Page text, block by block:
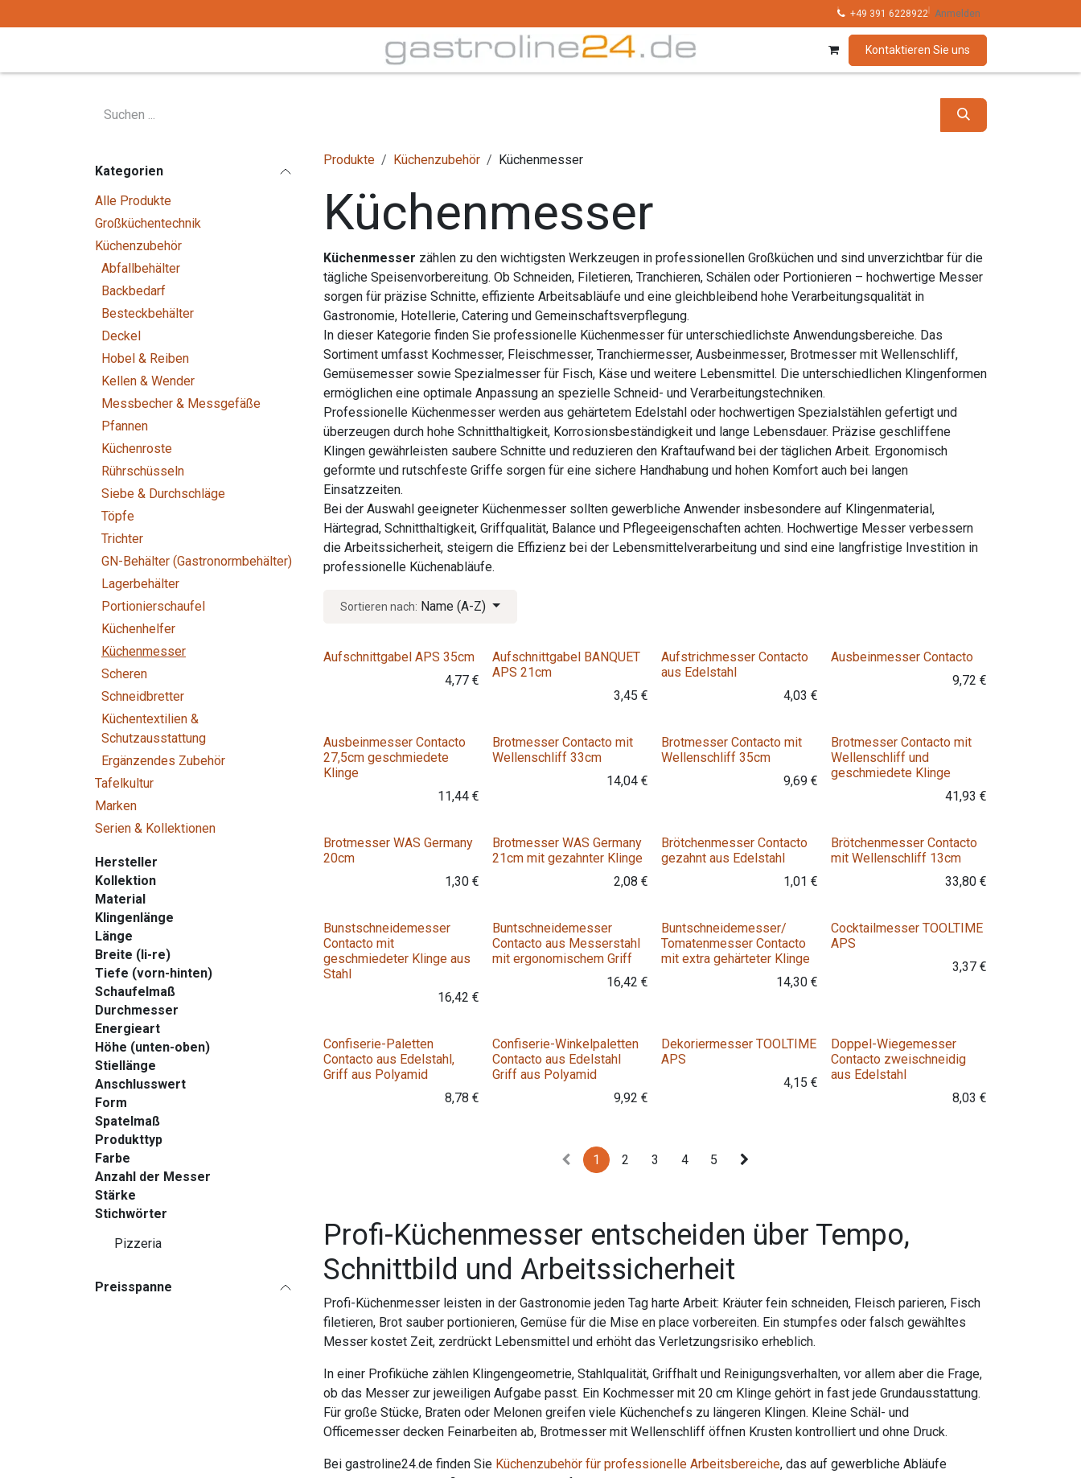
Kollektionen Marken
+49 391 6228922 Anmelden
Kontaktieren Sie uns
Kategorien
Alle Produkte
Großküchentechnik
Küchenzubehör
Abfallbehälter
Backbedarf
Besteckbehälter
Deckel
Hobel & Reiben
Kellen & Wender
Messbecher & Messgefäße
Pfannen
Küchenroste
Rührschüsseln
Siebe & Durchschläge
Töpfe
Trichter
GN-Behälter (Gastronormbehälter)
Lagerbehälter
Portionierschaufel
Küchenhelfer
Küchenmesser
Scheren
Schneidbretter
Küchentextilien &
Schutzausstattung
Ergänzendes Zubehör
Tafelkultur
Marken
Serien & Kollektionen
Hersteller
Kollektion
Material
Klingenlänge
Länge
Breite (li-re)
Tiefe (vorn-hinten)
Schaufelmaß
Durchmesser
Energieart
Höhe (unten-oben)
Stiellänge
Anschlusswert
Form
Spatelmaß
Produkttyp
Farbe
Anzahl der Messer
Stärke
Stichwörter
Pizzeria
Preisspanne
Produkte Küchenzubehör Küchenmesser
Küchenmesser
Küchenmesser zählen zu den wichtigsten Werkzeugen in professionellen Großküchen und sind unverzichtbar für die
tägliche Speisenvorbereitung. Ob Schneiden, Filetieren, Tranchieren, Schälen oder Portionieren – hochwertige Messer
sorgen für präzise Schnitte, effiziente Arbeitsabläufe und eine gleichbleibend hohe Verarbeitungsqualität in
Gastronomie, Hotellerie, Catering und Gemeinschaftsverpflegung.
In dieser Kategorie finden Sie professionelle Küchenmesser für unterschiedlichste Anwendungsbereiche. Das
Sortiment umfasst Kochmesser, Fleischmesser, Tranchiermesser, Ausbeinmesser, Brotmesser mit Wellenschliff,
Gemüsemesser sowie Spezialmesser für Fisch, Käse und weitere Lebensmittel. Die unterschiedlichen Klingenformen
ermöglichen eine optimale Anpassung an spezielle Schneid- und Verarbeitungstechniken.
Professionelle Küchenmesser werden aus gehärtetem Edelstahl oder hochwertigen Spezialstählen gefertigt und
überzeugen durch hohe Schnitthaltigkeit, Korrosionsbeständigkeit und lange Lebensdauer. Präzise geschliffene
Klingen gewährleisten saubere Schnitte und reduzieren den Kraftaufwand bei der täglichen Arbeit. Ergonomisch
geformte und rutschfeste Griffe sorgen für eine sichere Handhabung und hohen Komfort auch bei langen
Einsatzzeiten.
Bei der Auswahl geeigneter Küchenmesser sollten gewerbliche Anwender insbesondere auf Klingenmaterial,
Härtegrad, Schnitthaltigkeit, Griffqualität, Balance und Pflegeeigenschaften achten. Hochwertige Messer verbessern
die Arbeitssicherheit, steigern die Effizienz bei der Lebensmittelverarbeitung und sind eine langfristige Investition in
professionelle Küchenabläufe.
Sortieren nach: Name (A-Z)
Aufschnittgabel APS 35cm
4,77 €
Aufschnittgabel BANQUET
APS 21cm
3,45 €
Aufstrichmesser Contacto
aus Edelstahl
4,03 €
Variante
Ausbeinmesser Contacto
9,72 €
Ausbeinmesser Contacto
27,5cm geschmiedete
Klinge
11,44 €
Brotmesser Contacto mit
Wellenschliff 33cm
14,04 €
Brotmesser Contacto mit
Wellenschliff 35cm
9,69€
Brotmesser Contacto mit
Wellenschliff und
geschmiedete Klinge
41,93 €
Brotmesser WAS Germany
20cm
1,30 €
Brotmesser WAS Germany
21cm mit gezahnter Klinge
2,08 €
Brötchenmesser Contacto
gezahnt aus Edelstahl
1,01 €
Brötchenmesser Contacto
mit Wellenschliff 13cm
33,80€
Bunstschneidemesser
Contacto mit
geschmiedeter Klinge aus
Stahl
16,42 €
Buntschneidemesser
Contacto aus Messerstahl
mit ergonomischem Griff
16,42 €
Buntschneidemesser/
Tomatenmesser Contacto
mit extra gehärteter Klinge
14,30€
Cocktailmesser TOOLTIME
APS
3,37€
Variante
Confiserie-Paletten
Contacto aus Edelstahl,
Griff aus Polyamid
8,78 €
Variante
Confiserie-Winkelpaletten
Contacto aus Edelstahl
Griff aus Polyamid
9,92 €
Dekoriermesser TOOLTIME
APS
4,15 €
Doppel-Wiegemesser
Contacto zweischneidig
aus Edelstahl
8,03 €
1 2 3 4 5
Profi-Küchenmesser entscheiden über Tempo,
Schnittbild und Arbeitssicherheit
Profi-Küchenmesser leisten in der Gastronomie jeden Tag harte Arbeit: Kräuter fein schneiden, Fleisch parieren, Fisch
filetieren, Brot sauber portionieren, Gemüse für die Mise en place vorbereiten. Ein stumpfes oder falsch gewähltes
Messer kostet Zeit, zerdrückt Lebensmittel und erhöht das Verletzungsrisiko erheblich.
In einer Profiküche zählen Klingengeometrie, Stahlqualität, Griffhalt und Reinigungsverhalten, vor allem aber die Frage,
ob das Messer zur jeweiligen Aufgabe passt. Ein Kochmesser mit 20 cm Klinge gehört in fast jede Grundausstattung.
Für große Stücke, Braten oder Melonen greifen viele Küchenchefs zu längeren Klingen. Kleine Schäl- und
Officemesser decken Feinarbeiten ab, Brotmesser mit Wellenschliff öffnen Krusten kontrolliert und ohne Druck.
Bei gastroline24.de finden Sie Küchenzubehör für professionelle Arbeitsbereiche, das auf gewerbliche Abläufe